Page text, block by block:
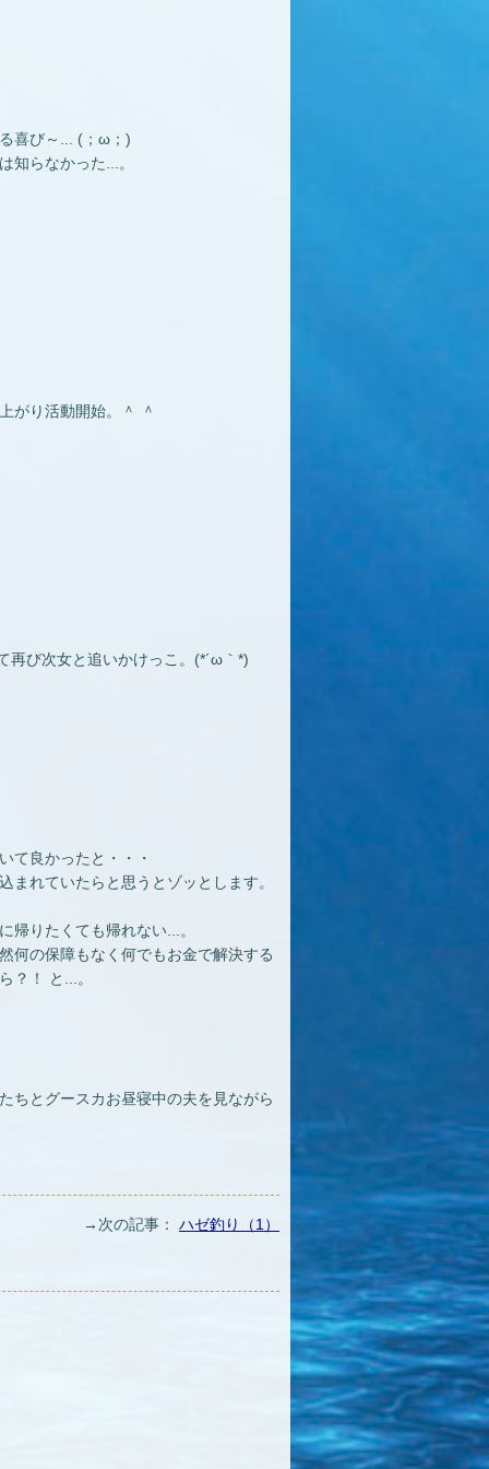
喜び～... (；ω；)
知らなかった...。
がり活動開始。＾ ＾
再び次女と追いかけっこ。(*´ω｀*)
て良かったと・・・
まれていたらと思うとゾッとします。
帰りたくても帰れない...。
何の保障もなく何でもお金で解決する
？！ と...。
ちとグースカお昼寝中の夫を見ながら
→次の記事： ハゼ釣り（1）